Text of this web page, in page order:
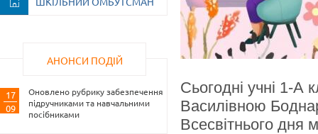
АНОНСИ ПОДІЙ
17
09
Оновлено рубрику забезпечення
підручниками та навчальними
посібниками
Сьогодні учні 1-А
Василівною
Всесвітнього дня